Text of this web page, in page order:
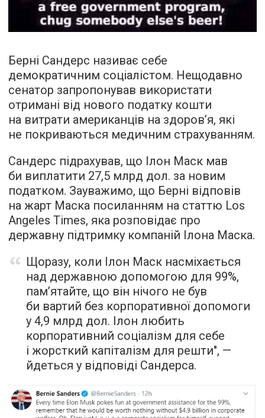
Берні Сандерс називає себе
демократичним соціалістом. Нещодавно
сенатор запропонував використати
отримані від нового податку кошти
на витрати американців на здоров’я, які
не покриваються медичним страхуванням.
Сандерс підрахував, що Ілон Маск мав
би виплатити 27,5 млрд дол. за новим
податком. Зауважимо, що Берні відповів
на жарт Маска посиланням на статтю Los
Angeles Times, яка розповідає про
державну підтримку компаній Ілона Маска.
Щоразу, коли Ілон Маск насміхається
над державною допомогою для 99%,
пам’ятайте, що він нічого не був
би вартий без корпоративної допомоги
у 4,9 млрд дол. Ілон любить
корпоративний соціалізм для себе
і жорсткий капіталізм для решти", —
йдеться у відповіді Сандерса.